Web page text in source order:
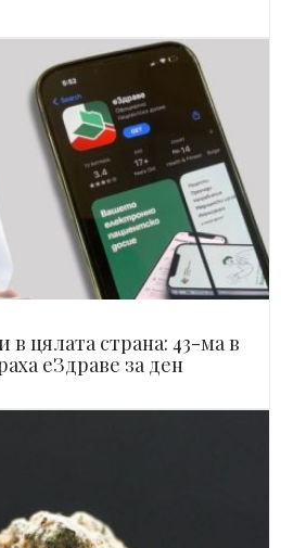
цялата страна: 43-ма в
еЗдраве за ден